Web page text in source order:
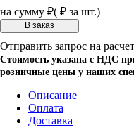
на сумму ₽( ₽ за шт.)
Отправить запрос на расчет
Стоимость указана с НДС
розничные цены у наших
Описание
Оплата
Доставка